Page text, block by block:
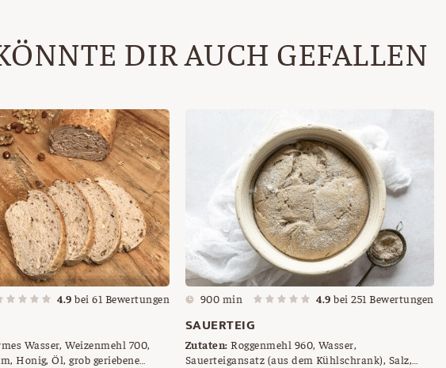
DIR AUCH GEFALLEN
4.9 bei61 Bewertungen
Wasser, Weizenmehl 700,
Honig, Öl, grob geriebene
900 min 4.9 bei251 Bewertungen
SAUERTEIG
Zutaten: Roggenmehl 960, Wasser,
Sauerteigansatz (aus dem Kühlschrank), Salz,